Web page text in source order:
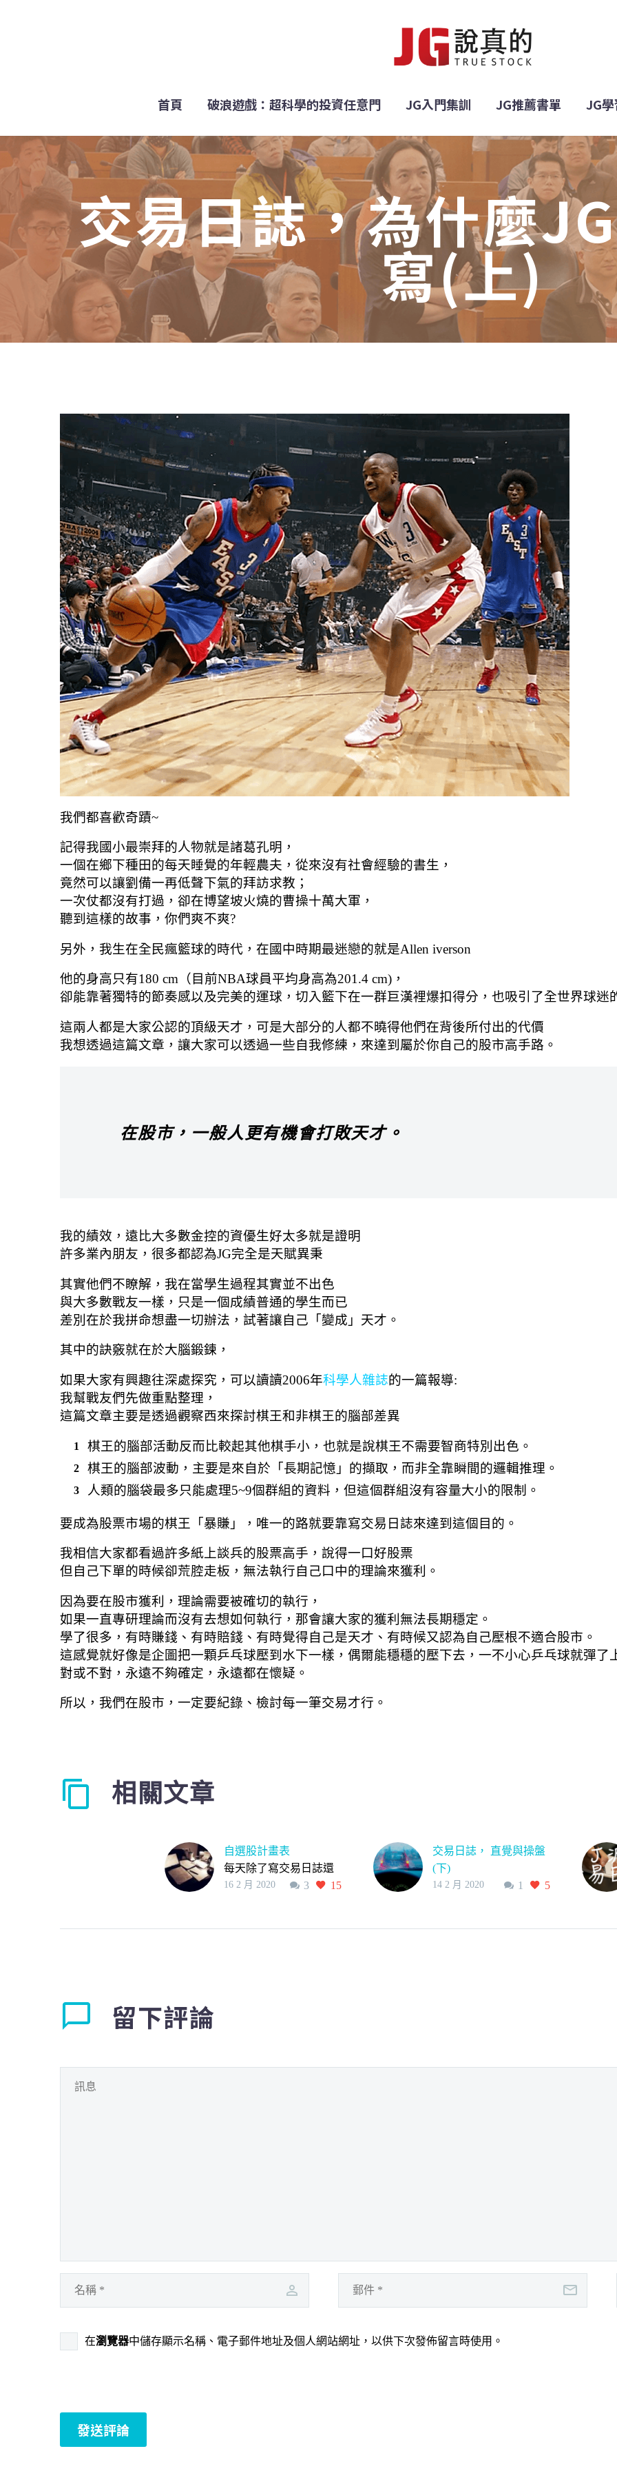
首頁 破浪遊戲：超科學的投資任意門 JG入門集訓 JG推薦書單 JG
交易日誌，為什麼
寫(上)
我們都喜歡奇蹟~
記得我國小最崇拜的人物就是諸葛孔明，
一個在鄉下種田的每天睡覺的年輕農夫，從來沒有社會經驗的書生，
竟然可以讓劉備一再低聲下氣的拜訪求教；
一次仗都沒有打過，卻在博望坡火燒的曹操十萬大軍，
聽到這樣的故事，你們爽不爽?
另外，我生在全民瘋籃球的時代，在國中時期最迷戀的就是Allen iverson
他的身高只有180 cm（目前NBA球員平均身高為201.4 cm)，
卻能靠著獨特的節奏感以及完美的運球，切入籃下在一群巨漢裡爆扣得分，也吸引了全世界球迷
這兩人都是大家公認的頂級天才，可是大部分的人都不曉得他們在背後所付出的代價
我想透過這篇文章，讓大家可以透過一些自我修練，來達到屬於你自己的股市高手路。
在股市，一般人更有機會打敗天才。
我的績效，遠比大多數金控的資優生好太多就是證明
許多業內朋友，很多都認為JG完全是天賦異秉
其實他們不瞭解，我在當學生過程其實並不出色
與大多數戰友一樣，只是一個成績普通的學生而已
差別在於我拼命想盡一切辦法，試著讓自己「變成」天才。
其中的訣竅就在於大腦鍛鍊，
如果大家有興趣往深處探究，可以讀讀2006年科學人雜誌的一篇報導:
我幫戰友們先做重點整理，
這篇文章主要是透過觀察西來探討棋王和非棋王的腦部差異
棋王的腦部活動反而比較起其他棋手小，也就是說棋王不需要智商特別出色。
棋王的腦部波動，主要是來自於「長期記憶」的擷取，而非全靠瞬間的邏輯推理。
人類的腦袋最多只能處理5~9個群組的資料，但這個群組沒有容量大小的限制。
要成為股票市場的棋王「暴賺」，唯一的路就要靠寫交易日誌來達到這個目的。
我相信大家都看過許多紙上談兵的股票高手，說得一口好股票
但自己下單的時候卻荒腔走板，無法執行自己口中的理論來獲利。
因為要在股市獲利，理論需要被確切的執行，
如果一直專研理論而沒有去想如何執行，那會讓大家的獲利無法長期穩定。
學了很多，有時賺錢、有時賠錢、有時覺得自己是天才、有時候又認為自己壓根不適合股市。
這感覺就好像是企圖把一顆乒乓球壓到水下一樣，偶爾能穩穩的壓下去，一不小心乒乓球就彈了
對或不對，永遠不夠確定，永遠都在懷疑。
所以，我們在股市，一定要紀錄、檢討每一筆交易才行。
相關文章
自選股計畫表
每天除了寫交易日誌還
有甚麼重點？有一件非
3 15
16 2 月 2020
交易日誌， 直覺與操盤
(下)
2013年一個下雨的冬
1 5
14 2 月 2020
留下評論
在瀏覽器中儲存顯示名稱、電子郵件地址及個人網站網址，以供下次發佈留言時使用。
發送評論